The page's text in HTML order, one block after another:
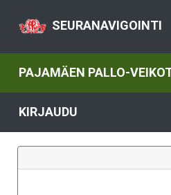
SEURANAVIGOINTI
PAJAMÄEN PALLO-
KIRJAUDU